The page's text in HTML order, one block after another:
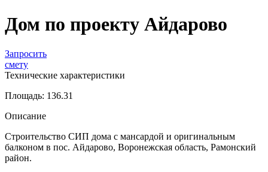
Дом по проекту Айдарово
Запросить
смету
Технические характеристики
Площадь: 136.31
Описание
Строительство СИП дома с мансардой и оригинальным
балконом в пос. Айдарово, Воронежская область, Рамонский
район.